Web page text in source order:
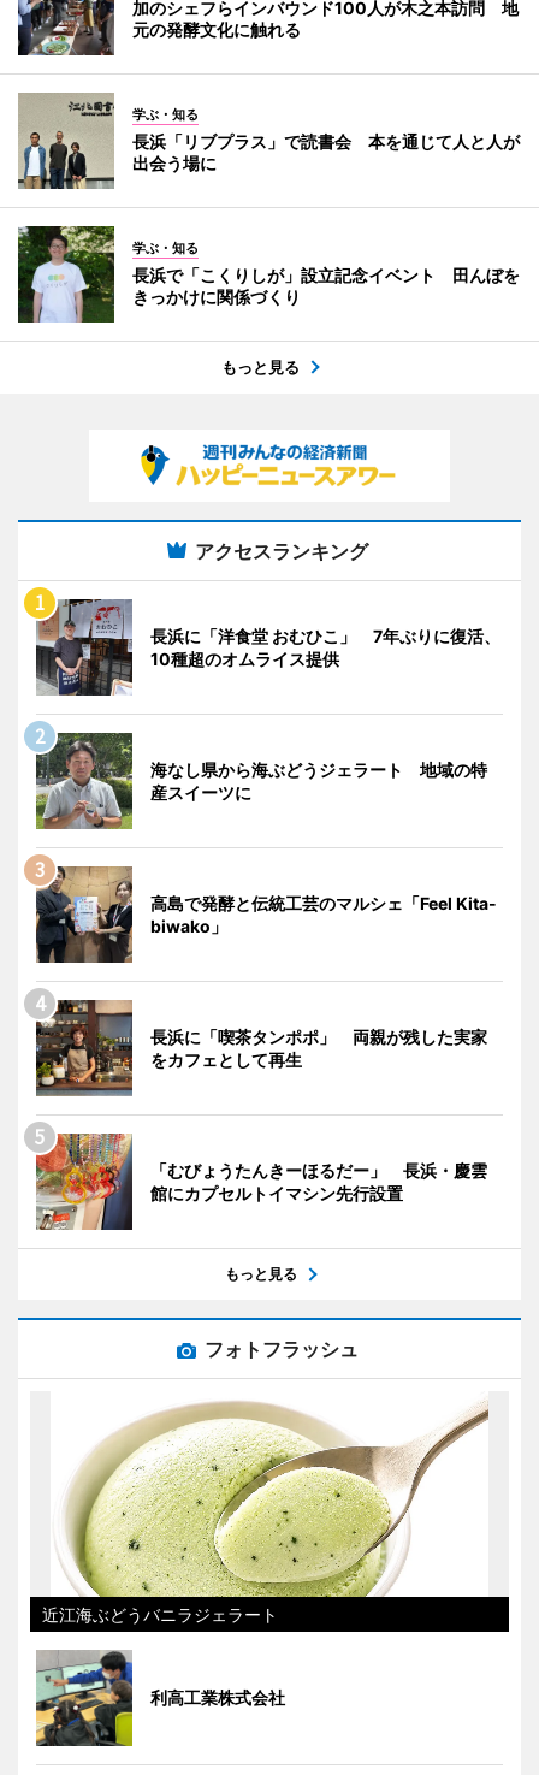
加のシェフらインバウンド100人が木之本訪問 地
元の発酵文化に触れる
学ぶ・知る
長浜「リブプラス」で読書会 本を通じて人と人が
出会う場に
学ぶ・知る
長浜で「こくりしが」設立記念イベント 田んぼを
きっかけに関係づくり
もっと見る
アクセスランキング
長浜に「洋食堂 おむひこ」 7年ぶりに復活、
10種超のオムライス提供
海なし県から海ぶどうジェラート 地域の特
産スイーツに
高島で発酵と伝統工芸のマルシェ「Feel Kita-
biwako」
長浜に「喫茶タンポポ」 両親が残した実家
をカフェとして再生
「むびょうたんきーほるだー」 長浜・慶雲
館にカプセルトイマシン先行設置
もっと見る
フォトフラッシュ
近江海ぶどうバニラジェラート
利高工業株式会社